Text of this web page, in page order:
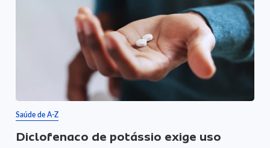
Saúde de A-Z
Diclofenaco de potássio exige uso